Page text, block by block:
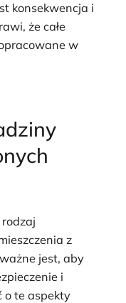
konsekwencja i
że całe
w
z
jest, aby
i
o te aspekty